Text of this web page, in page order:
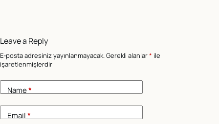
Leave a Reply
E-posta adresiniz yayınlanmayacak.Gerekli alanlar* ile
işaretlenmişlerdir
Name*
Email*